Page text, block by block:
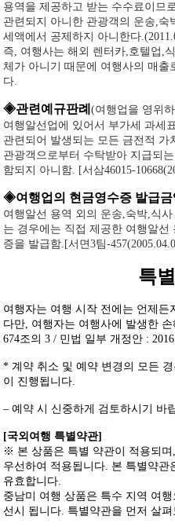
용역을 제공하고 받는 수수료이므
관련되지 아니한 관광객의 운송,
세액에서 공제하지 아니한다
즉, 여행사는 해외 렌터카,호텔업,
체가 아니기 때문에 여행사의 매출
다.
◈관련예규판례 (여행업을 영위
여행알선업에 있어서 부가세 과세
관련되어 발생되는 모든 금전적 가
관광객으로부터 수탁받아 지급되
함되지 아니함. [서삼46015-
◈여행업의 현금영수증 발급금
여행알선 용역 외의 운송,숙박,식
는 경우에는 직접 제공한 여행알
증을 발급함.[서면3팀-
특
여행자는 여행 시작 전에는 언제든
다만, 여행자는 여행사에 발생한
674조의 3 / 민법 일부 개정안 :
* 계약 취소 및 예약 변경의 모든
이 진행됩니다.
– 예약 시 신중하게 검토하시기 바
[국외여행 특별약관]
※ 본 상품은 특별 약관이 적용되며
우선하여 적용됩니다. 본 특별약관
유효합니다.
중남미 여행 상품은 특수 지역 여
선시 됩니다. 특별약관을 먼저 살